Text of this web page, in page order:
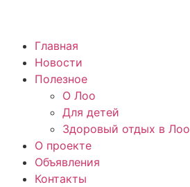
Главная
Новости
Полезное
О Лоо
Для детей
Здоровый отдых в Лоо
О проекте
Объявления
Контакты